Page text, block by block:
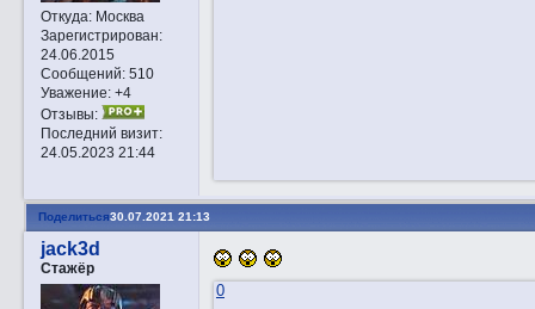
Откуда:Москва
Зарегистрирован:
24.06.2015
Сообщений:510
Уважение: +4
Отзывы:
Последний визит:
24.05.2023 21:44
Поделиться30.07.2021 21:13
jack3d
Стажёр
0